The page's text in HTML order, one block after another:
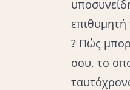
επιθυμητή
? Πώς
σου, το